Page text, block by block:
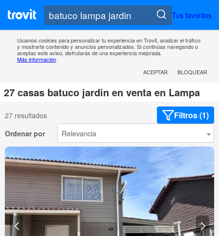
Tus favoritos
Usamos cookies para personalizar tu experiencia en Trovit, analizar el tráfico
y mostrarte contenido y anuncios personalizados. Si continúas navegando o
aceptas este aviso, disfrutarás de una experiencia mejorada.
Más información
ACEPTAR
BLOQUEAR
27 casas batuco jardin en venta en Lampa
27 resultados Filtros (1)
Ordenar por